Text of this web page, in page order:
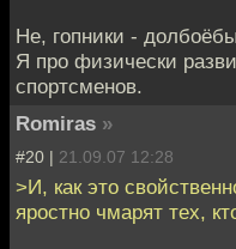
Не, гопники -
Я про физически
спортсменов.
Romiras »
#20 | 21.09.07 12:28
>И, как это
яростно чмарят тех,